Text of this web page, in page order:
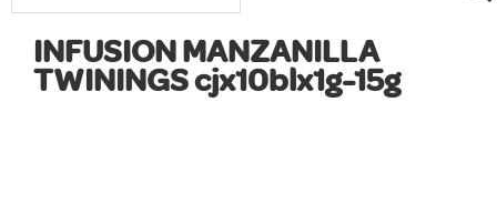
INFUSION MANZANILLA
TWININGS cjx10blx1g-15g